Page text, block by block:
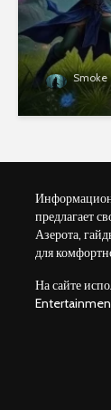
Smoke
предлагает
Азерота,
для
На сайте